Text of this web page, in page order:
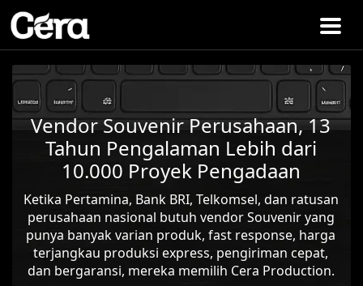
Vendor Souvenir Perusahaan, 13
Tahun Pengalaman Lebih dari
10.000 Proyek Pengadaan
Ketika Pertamina, Bank BRI, Telkomsel, dan ratusan
perusahaan nasional butuh vendor Souvenir yang
punya banyak varian produk, fast response, harga
terjangkau produksi express, pengiriman cepat,
dan bergaransi, mereka memilih Cera Production.